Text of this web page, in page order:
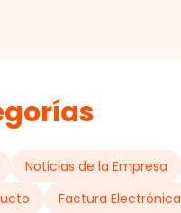
Noticias de la Empresa
Factura Electrónica